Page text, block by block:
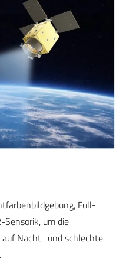
Full-
um die
Nacht- und schlechte